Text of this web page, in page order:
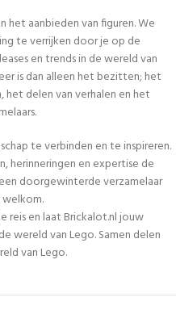
aanbieden van figuren. We
te verrijken door je op de
en trends in de wereld van
is dan alleen het bezitten; het
het delen van verhalen en het
te verbinden en te inspireren.
herinneringen en expertise de
doorgewinterde verzamelaar
reis en laat Brickalot.nl jouw
van Lego. Samen delen
van Lego.